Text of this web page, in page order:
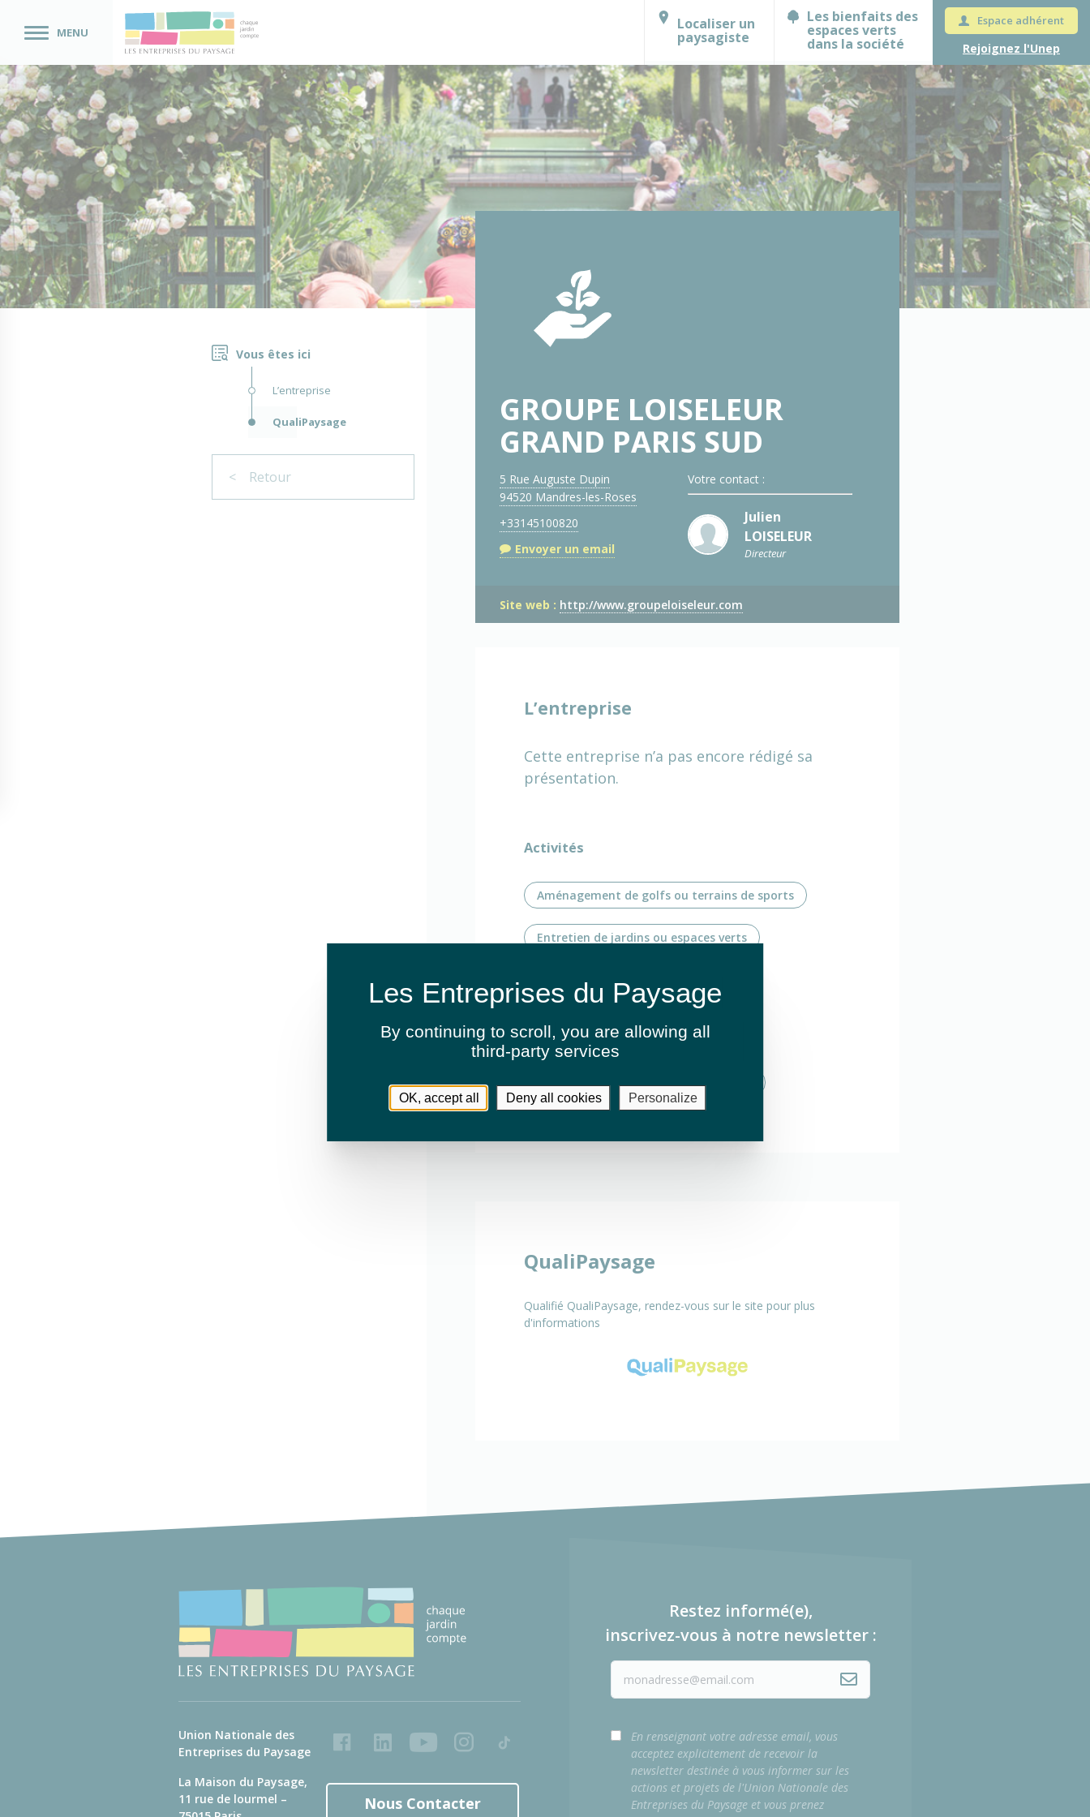
MENU Localiser un
paysagiste
Les bienfaits des
espaces verts
dans la société
Espace adhérent
Rejoignez l'Unep
Vous êtes ici
L’entreprise
QualiPaysage
< Retour
GROUPE LOISELEUR
GRAND PARIS SUD
5 Rue Auguste Dupin
94520 Mandres-les-Roses
+33145100820
Envoyer un email
Votre contact :
Julien
LOISELEUR
Directeur
Site web : http://www.groupeloiseleur.com
L’entreprise
Cette entreprise n’a pas encore rédigé sa
présentation.
Activités
Aménagement de golfs ou terrains de sports
Entretien de jardins ou espaces verts
Entretien de jardins ou espaces verts
Routes & autoroutes
Fauchage / Débroussaillage
Création de jardins ou d'espaces verts
QualiPaysage
Qualifié QualiPaysage, rendez-vous sur le site pour plus
d'informations
Union Nationale des
Entreprises du Paysage
La Maison du Paysage,
11 rue de lourmel –
FacebookLinkedInYoutubeInstagram
Tiktok
Nous Contacter
Restez informé(e),
inscrivez-vous à notre newsletter :
En renseignant votre adresse email, vous
acceptez explicitement de recevoir la
newsletter destinée à vous informer sur les
actions et projets de l'Union Nationale des
Entreprises du Paysage et vous prenez
By continuing to scroll, you are allowing all
third-party services
OK, accept all Deny all cookies Personalize